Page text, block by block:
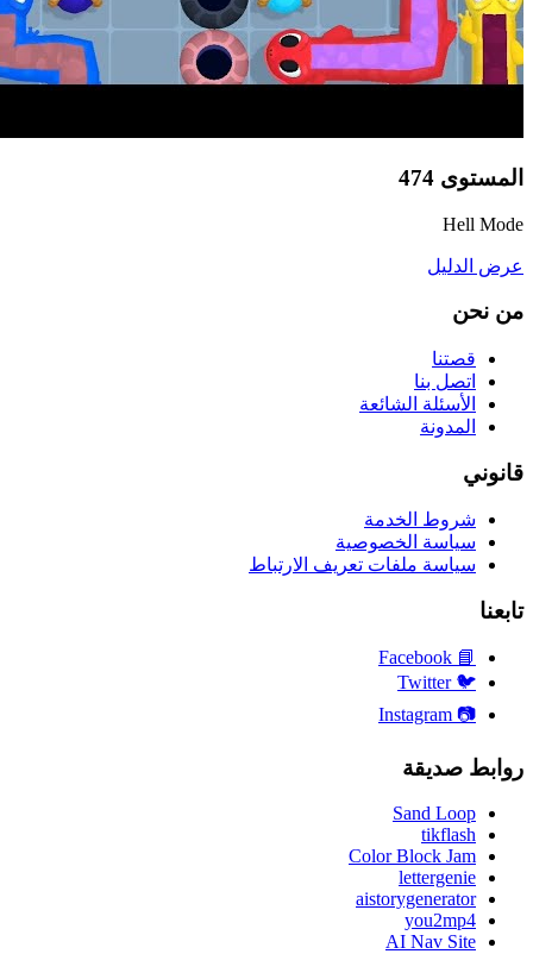
المستوى 474
Hell Mode
عرض الدليل
من نحن
قصتنا
اتصل بنا
الأسئلة الشائعة
المدونة
قانوني
شروط الخدمة
سياسة الخصوصية
سياسة ملفات تعريف الارتباط
تابعنا
📘
🐦
Twitter
📷
روابط صديقة
Sand Loop
tikflash
Color Block Jam
lettergenie
aistorygenerator
you2mp4
AI Nav Site